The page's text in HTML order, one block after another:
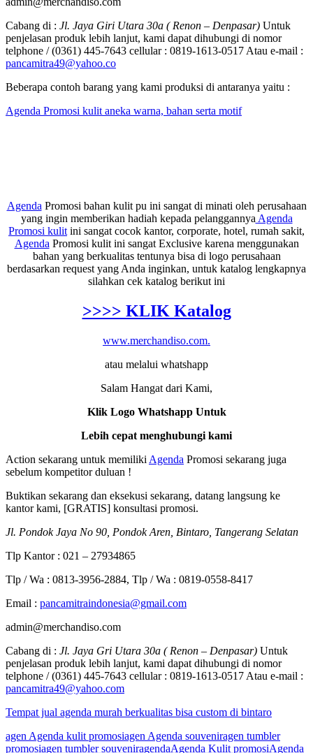
Cabang di : Jl. Jaya Giri Utara 30a ( Renon – Denpasar) Untuk
penjelasan produk lebih lanjut, kami dapat dihubungi di nomor
telphone / (0361) 445-7643 cellular : 0819-1613-0517 Atau e-mail :
pancamitra49@yahoo.co
Beberapa contoh barang yang kami produksi di antaranya yaitu :
Agenda Promosi kulit aneka warna, bahan serta motif
Agenda Promosi bahan kulit pu ini sangat di minati oleh perusahaan
yang ingin memberikan hadiah kepada pelanggannya Agenda
Promosi kulit ini sangat cocok kantor, corporate, hotel, rumah sakit,
Agenda Promosi kulit ini sangat Exclusive karena menggunakan
bahan yang berkualitas tentunya bisa di logo perusahaan
berdasarkan request yang Anda inginkan, untuk katalog lengkapnya
silahkan cek katalog berikut ini
>>>> KLIK Katalog
www.merchandiso.com.
atau melalui whatshapp
Salam Hangat dari Kami,
Klik Logo Whatshapp Untuk
Lebih cepat menghubungi kami
Action sekarang untuk memiliki Agenda Promosi sekarang juga
sebelum kompetitor duluan !
Buktikan sekarang dan eksekusi sekarang, datang langsung ke
kantor kami, [GRATIS] konsultasi promosi.
Jl. Pondok Jaya No 90, Pondok Aren, Bintaro, Tangerang Selatan
Tlp Kantor : 021 – 27934865
Tlp / Wa : 0813-3956-2884, Tlp / Wa : 0819-0558-8417
Email : pancamitraindonesia@gmail.com
admin@merchandiso.com
Cabang di : Jl. Jaya Gri Utara 30a ( Renon – Denpasar) Untuk
penjelasan produk lebih lanjut, kami dapat dihubungi di nomor
telphone / (0361) 445-7643 cellular : 0819-1613-0517 Atau e-mail :
pancamitra49@yahoo.com
Tempat jual agenda murah berkualitas bisa custom di bintaro
agen Agenda kulit promosiagen Agenda souveniragen tumbler
promosiagen tumbler souveniragendaAgenda Kulit promosiAgenda